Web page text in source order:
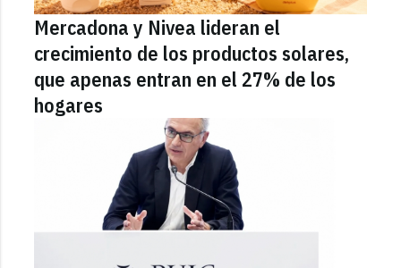
Mercadona y Nivea lideran el
crecimiento de los productos solares,
que apenas entran en el 27% de los
hogares